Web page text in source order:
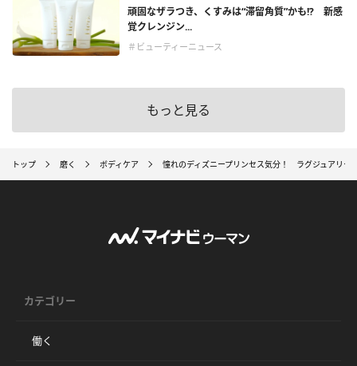
頑固なザラつき、くすみは“滞留角質”かも!? 新感
覚クレンジン...
＃ビューティーニュース
もっと見る
トップ 磨く ボディケア 憧れのディズニープリンセス気分！ ラグジュアリー
カテゴリー
働く